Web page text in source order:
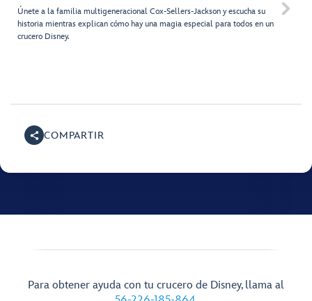
Únete a la familia multigeneracional Cox-Sellers-Jackson y escucha su
historia mientras explican cómo hay una magia especial para todos en un
crucero Disney.

COMPARTIR
Para obtener ayuda con tu crucero de Disney, llama al